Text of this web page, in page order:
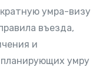
умра-визу
въезда,
и
умру